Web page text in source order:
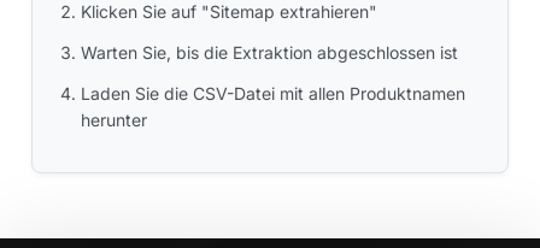
Klicken Sie auf "Sitemap extrahieren"
Warten Sie, bis die Extraktion abgeschlossen ist
Laden Sie die CSV-Datei mit allen Produktnamen
herunter